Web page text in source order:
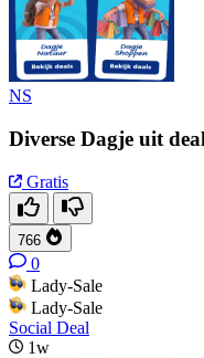
NS
Diverse Dagje uit
Gratis
766
0
Lady-Sale
Lady-Sale
Social Deal
1w